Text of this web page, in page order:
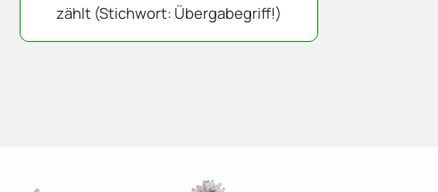
zählt (Stichwort: Übergabegriff!)